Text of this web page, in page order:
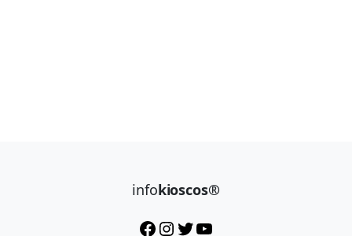
infokioscos®
Facebook InstagramTwitter YouTube